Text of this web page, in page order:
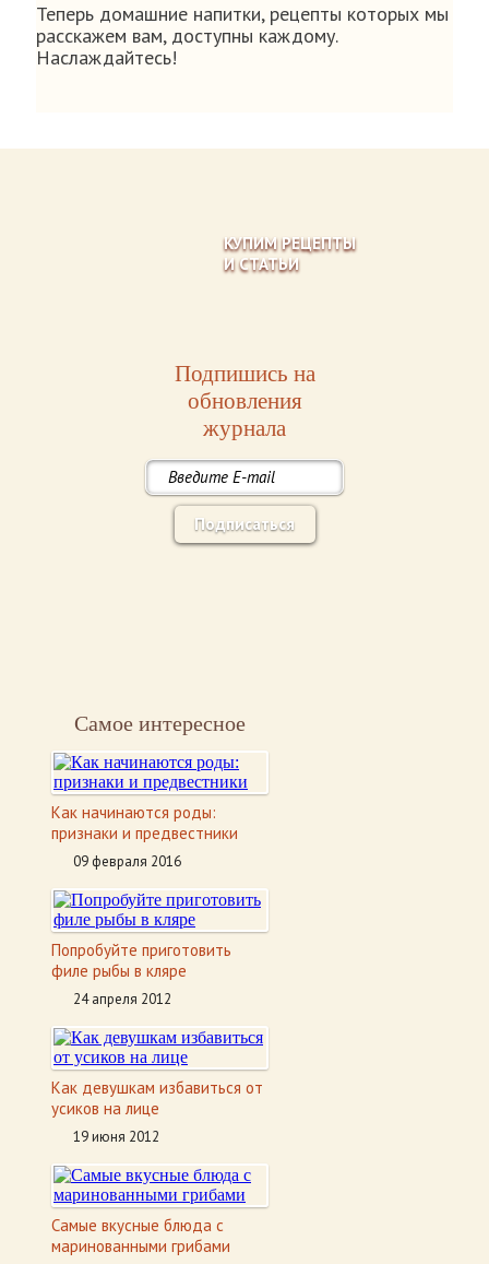
Теперь домашние напитки, рецепты которых мы
расскажем вам, доступны каждому.
Наслаждайтесь!
КУПИМ РЕЦЕПТЫ
И СТАТЬИ
Подпишись на
обновления
журнала
Подписаться
Самое интересное
Как начинаются роды:
признаки и предвестники
09 февраля 2016
Попробуйте приготовить
филе рыбы в кляре
24 апреля 2012
Как девушкам избавиться от
усиков на лице
19 июня 2012
Самые вкусные блюда с
маринованными грибами